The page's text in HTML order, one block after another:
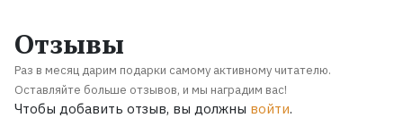
Отзывы
Раз в месяц дарим подарки самому активному читателю.
Оставляйте больше отзывов, и мы наградим вас!
Чтобы добавить отзыв, вы должны войти.